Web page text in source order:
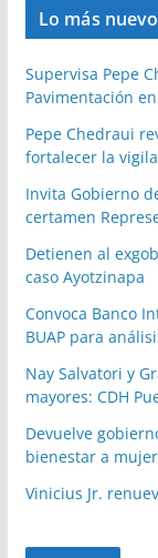
Lo más nuevo
Supervisa Pepe
Pavimentación
Pepe Chedraui
fortalecer la
Invita Gobierno
certamen
Detienen al
caso Ayotzinapa
Convoca Banco
BUAP para
Nay Salvatori y
mayores: CDH
Devuelve
bienestar a
Vinicius Jr.